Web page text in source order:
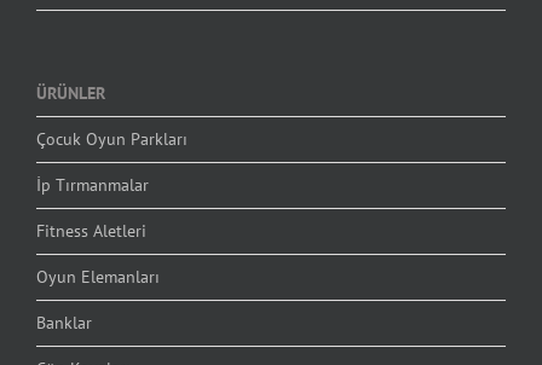
ÜRÜNLER
Çocuk Oyun Parkları
İp Tırmanmalar
Fitness Aletleri
Oyun Elemanları
Banklar